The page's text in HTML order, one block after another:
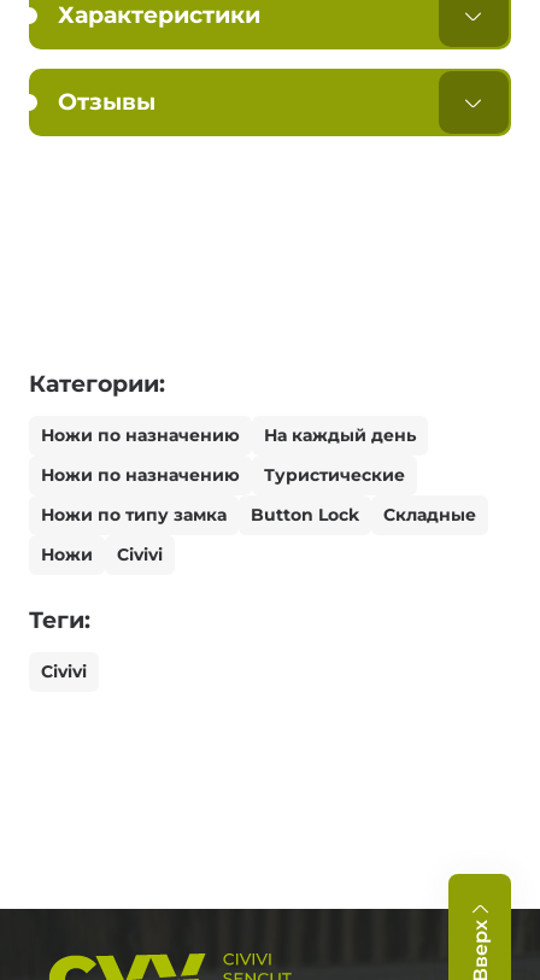
Характеристики
Отзывы
Категории:
Ножи по назначению
На каждый день
Ножи по назначению
Туристические
Ножи по типу замка
Button Lock
Складные
Ножи
Civivi
Теги:
Civivi
Вверх